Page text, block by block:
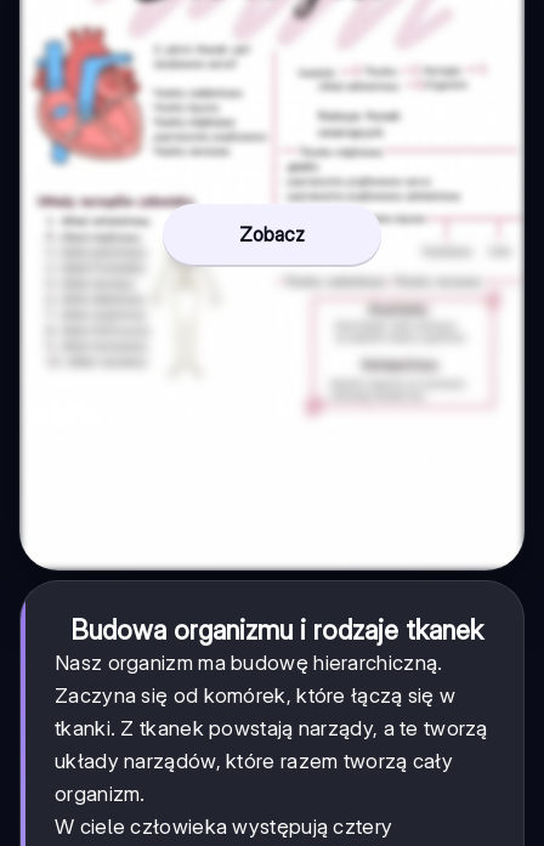
Zobacz
Budowa organizmu i rodzaje tkanek
Nasz organizm ma budowę hierarchiczną.
Zaczyna się od komórek, które łączą się w
tkanki. Z tkanek powstają narządy, a te tworzą
układy narządów, które razem tworzą cały
organizm.
W ciele człowieka występują cztery